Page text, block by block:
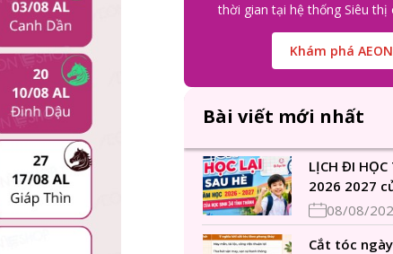
thời gian tại hệ thống Siêu thị
Khám phá
Bài viết mới nhất
LỊCH ĐI
2026 2027
thành [MỚI
08/08/
Cắt tóc